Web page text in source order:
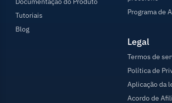
Tutoriais
Blog
Programa de
Legal
Termos de
Política de
Aplicação da
Acordo de